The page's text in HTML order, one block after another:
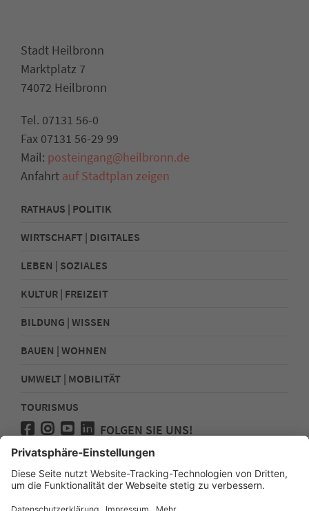
Stadt Heilbronn
Marktplatz 7
74072 Heilbronn
Tel. 07131 56-0
Fax 07131 56-29 99
Mail: posteingang@heilbronn.de
Anfahrt auf Stadtplan zeigen
RATHAUS | POLITIK
WIRTSCHAFT | DIGITALES
LEBEN | SOZIALES
KULTUR | FREIZEIT
BILDUNG | WISSEN
BAUEN | WOHNEN
UMWELT | MOBILITÄT
TOURISMUS
FOLGEN SIE UNS!
Presse
Kontakt
Impressum